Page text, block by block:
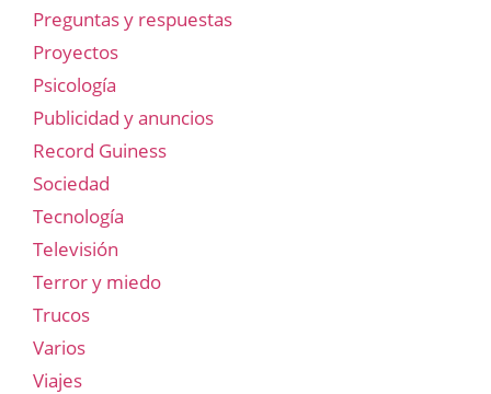
Preguntas y respuestas
Proyectos
Psicología
Publicidad y anuncios
Record Guiness
Sociedad
Tecnología
Televisión
Terror y miedo
Trucos
Varios
Viajes